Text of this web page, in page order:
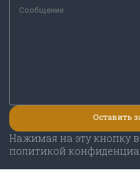
Нажимая на эту кнопку
политикой